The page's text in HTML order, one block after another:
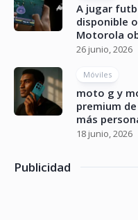
A jugar
disponible
Motorola
26 junio, 2026
Móviles
moto g y
premium
más
18 junio, 2026
Publicidad